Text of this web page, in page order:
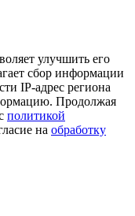
улучшить его
сбор информации
IP-адрес региона
Продолжая
политикой
на обработку